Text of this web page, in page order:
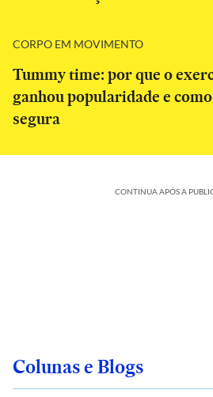
CORPO EM MOVIMENTO
Tummy time: por que o
ganhou popularidade e
segura
CONTINUA APÓS A
Colunas e Blogs